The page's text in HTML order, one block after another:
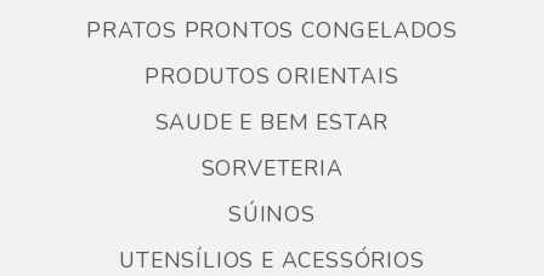
PRATOS PRONTOS CONGELADOS
PRODUTOS ORIENTAIS
SAUDE E BEM ESTAR
SORVETERIA
SÚINOS
UTENSÍLIOS E ACESSÓRIOS